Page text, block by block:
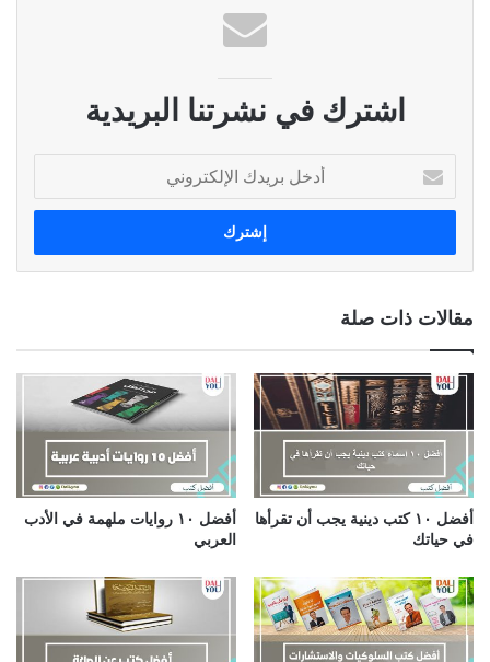
اشترك في نشرتنا البريدية
خ
ب
د
ك
ا
ل
ت
ي
مقالات ذات صلة
أفضل ١٠ كتب دينية يجب أن تقرأها
في حياتك
أفضل ١٠ روايات ملهمة في الأدب
العربي